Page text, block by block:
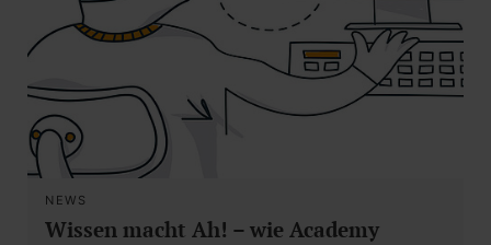
NEWS
Wissen macht Ah! – wie Academy